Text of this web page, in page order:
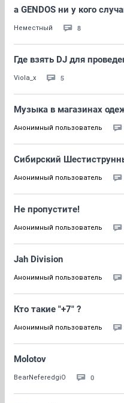
а GENDOS ни у кого
Неместный 8
Где взять DJ для
Viola_x 5
Музыка в магазинах
Анонимный пользователь
Сибирский
Анонимный пользователь
Не пропустите!
Анонимный пользователь
Jah Division
Анонимный пользователь
Кто такие "+7" ?
Анонимный пользователь
Molotov
BearNeferedgiO 0